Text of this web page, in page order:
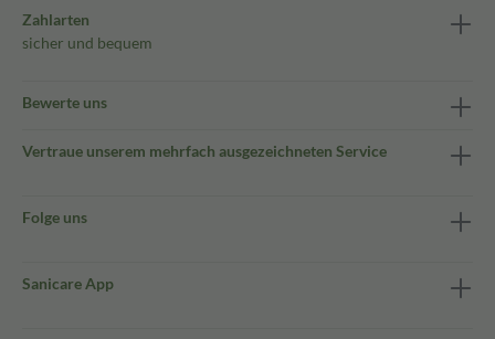
Zahlarten
sicher und bequem
Bewerte uns
Vertraue unserem mehrfach ausgezeichneten Service
Folge uns
Sanicare App